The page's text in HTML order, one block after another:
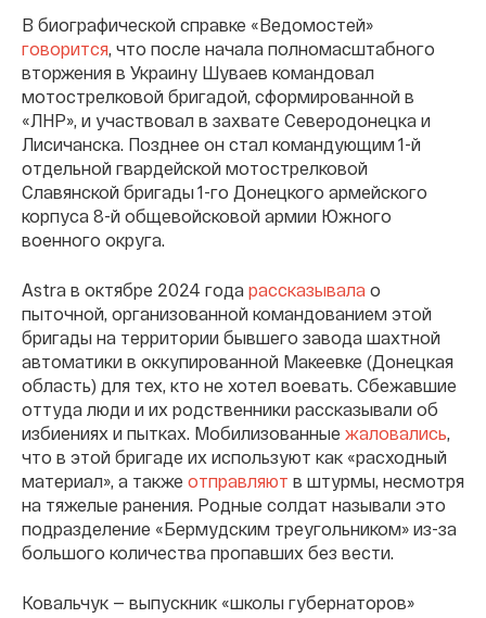
В биографической справке «Ведомостей»
говорится, что после начала полномасштабного
вторжения в Украину Шуваев командовал
мотострелковой бригадой, сформированной в
«ЛНР», и участвовал в захвате Северодонецка и
Лисичанска. Позднее он стал командующим 1-й
отдельной гвардейской мотострелковой
Славянской бригады 1-го Донецкого армейского
корпуса 8-й общевойсковой армии Южного
военного округа.
Astra в октябре 2024 года рассказывала о
пыточной, организованной командованием этой
бригады на территории бывшего завода шахтной
автоматики в оккупированной Макеевке (Донецкая
область) для тех, кто не хотел воевать. Сбежавшие
оттуда люди и их родственники рассказывали об
избиениях и пытках. Мобилизованные жаловались,
что в этой бригаде их используют как «расходный
материал», а также отправляют в штурмы, несмотря
на тяжелые ранения. Родные солдат называли это
подразделение «Бермудским треугольником» из-за
большого количества пропавших без вести.
Ковальчук — выпускник «школы губернаторов»